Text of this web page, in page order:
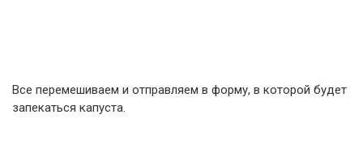
Все перемешиваем и отправляем в форму, в которой будет
запекаться капуста.